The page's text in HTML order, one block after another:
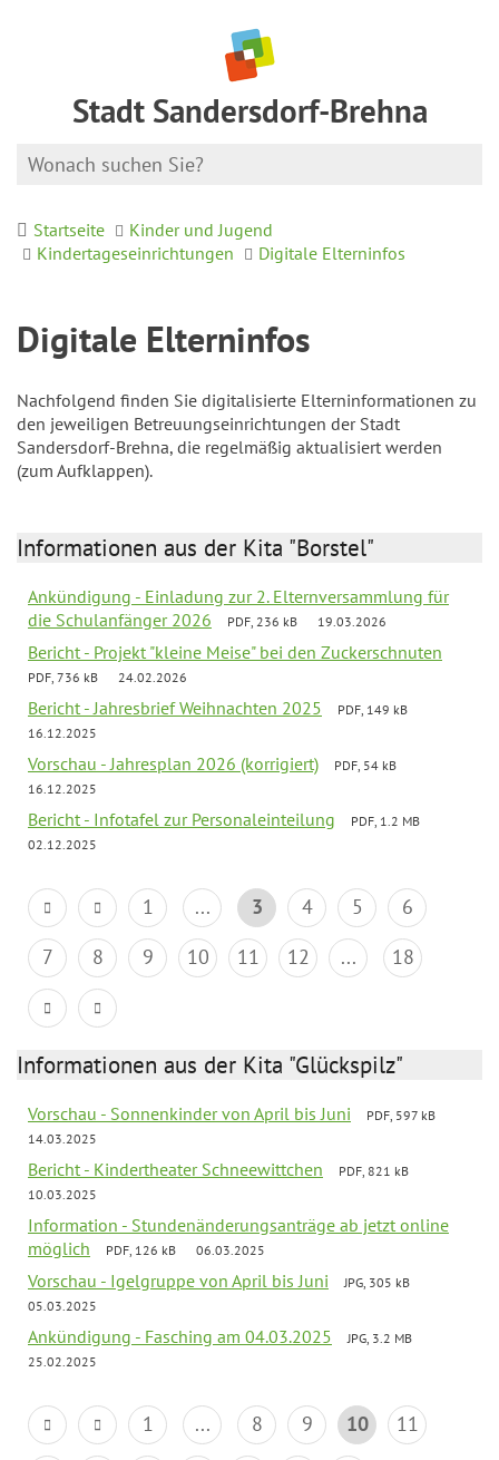
Stadt Sandersdorf-Brehna
Startseite
Kinder und Jugend
Kindertageseinrichtungen
Digitale Elterninfos
Digitale Elterninfos
Nachfolgend finden Sie digitalisierte Elterninformationen zu
den jeweiligen Betreuungseinrichtungen der Stadt
Sandersdorf-Brehna, die regelmäßig aktualisiert werden
(zum Aufklappen).
Informationen aus der Kita "Borstel"
Ankündigung - Einladung zur 2. Elternversammlung für
die Schulanfänger 2026
PDF, 236 kB 19.03.2026
Bericht - Projekt "kleine Meise" bei den Zuckerschnuten
PDF, 736 kB 24.02.2026
Bericht - Jahresbrief Weihnachten 2025
PDF, 149 kB
16.12.2025
Vorschau - Jahresplan 2026 (korrigiert)
PDF, 54 kB
16.12.2025
Bericht - Infotafel zur Personaleinteilung
PDF, 1.2 MB
02.12.2025
1 ... 3 4 5
6
7
8 9 10 11 12 ... 18
Informationen aus der Kita "Glückspilz"
Vorschau - Sonnenkinder von April bis Juni
PDF, 597 kB
14.03.2025
Bericht - Kindertheater Schneewittchen
PDF, 821 kB
10.03.2025
Information - Stundenänderungsanträge ab jetzt online
möglich
PDF, 126 kB 06.03.2025
Vorschau - Igelgruppe von April bis Juni
JPG, 305 kB
05.03.2025
Ankündigung - Fasching am 04.03.2025
JPG, 3.2 MB
25.02.2025
1 ... 8 9 10
11